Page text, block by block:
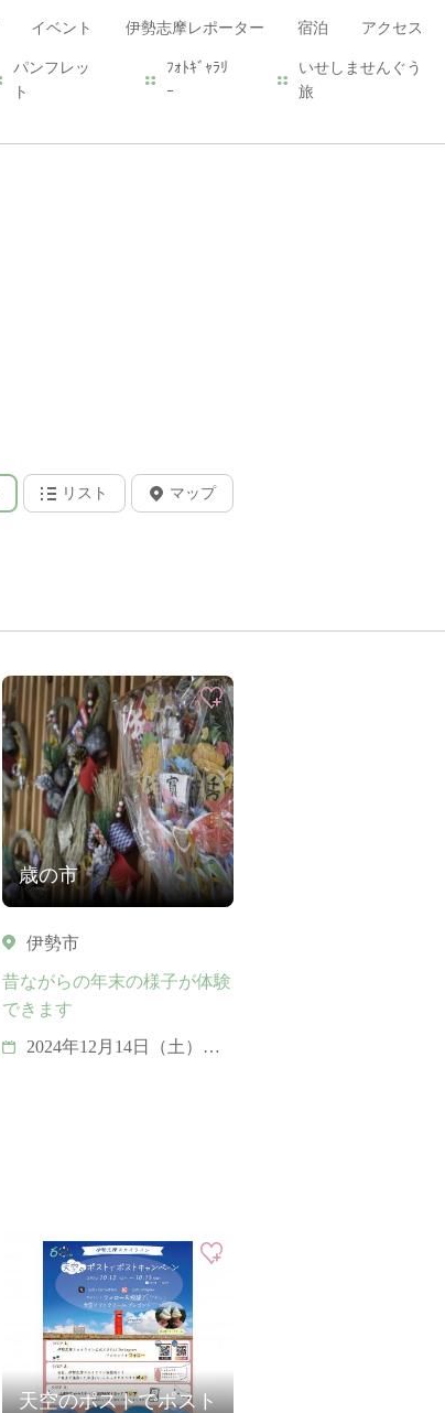
イベント 伊勢志摩レポーター 宿泊 アクセス
パンフレッ
ト
ﾌｫﾄｷﾞｬﾗﾘ
ｰ
いせしませんぐう
旅
リスト マップ
歳の市
伊勢市
昔ながらの年末の様子が体験
できます
2024年12月14日（土）～
天空のポストでポスト